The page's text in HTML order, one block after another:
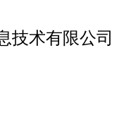
技术有限公司